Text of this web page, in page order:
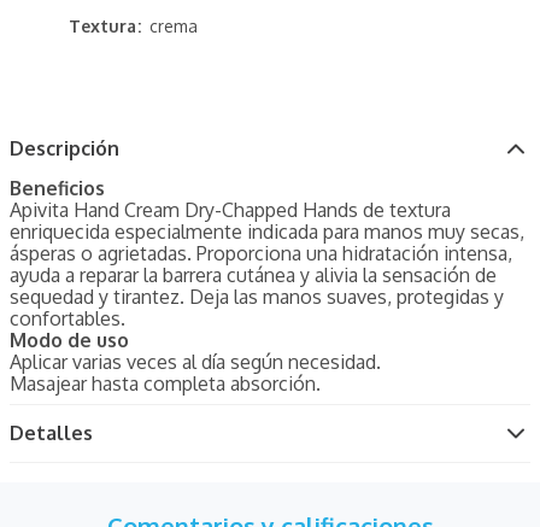
Textura crema
Descripción
Beneficios
Apivita Hand Cream Dry-Chapped Hands de textura
enriquecida especialmente indicada para manos muy secas,
ásperas o agrietadas. Proporciona una hidratación intensa,
ayuda a reparar la barrera cutánea y alivia la sensación de
sequedad y tirantez. Deja las manos suaves, protegidas y
confortables.
Modo de uso
Aplicar varias veces al día según necesidad.
Masajear hasta completa absorción.
Detalles